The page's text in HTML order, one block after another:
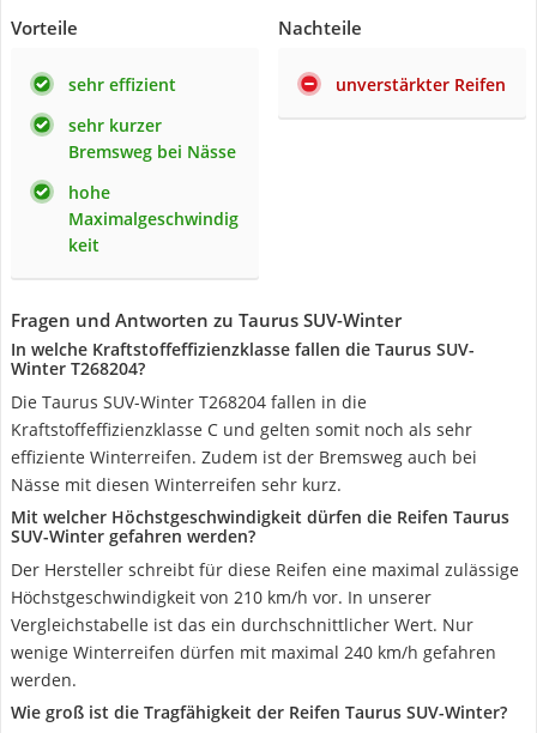
Vorteile
sehr effizient
sehr kurzer
Bremsweg bei Nässe
hohe
Maximalgeschwindig
keit
Nachteile
unverstärkter Reifen
Fragen und Antworten zu Taurus SUV-Winter
In welche Kraftstoffeffizienzklasse fallen die Taurus SUV-
Winter T268204?
Die Taurus SUV-Winter T268204 fallen in die
Kraftstoffeffizienzklasse C und gelten somit noch als sehr
effiziente Winterreifen. Zudem ist der Bremsweg auch bei
Nässe mit diesen Winterreifen sehr kurz.
Mit welcher Höchstgeschwindigkeit dürfen die Reifen Taurus
SUV-Winter gefahren werden?
Der Hersteller schreibt für diese Reifen eine maximal zulässige
Höchstgeschwindigkeit von 210 km/h vor. In unserer
Vergleichstabelle ist das ein durchschnittlicher Wert. Nur
wenige Winterreifen dürfen mit maximal 240 km/h gefahren
werden.
Wie groß ist die Tragfähigkeit der Reifen Taurus SUV-Winter?